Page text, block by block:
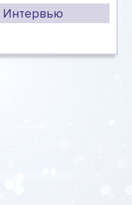
Интервью